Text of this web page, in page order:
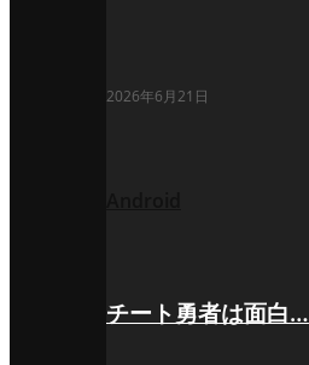
2026年6月21日
チート勇者は面白…